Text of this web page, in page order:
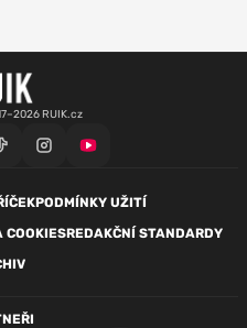
RUIK.cz
PODMÍNKY UŽITÍ
COOKIESREDAKČNÍ STANDARDY